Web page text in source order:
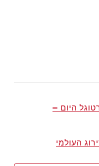
היום —
העולמי